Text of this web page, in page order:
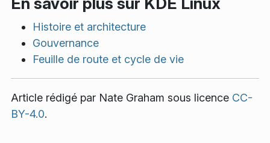
Histoire et architecture
Gouvernance
Feuille de route et cycle de vie
Article rédigé par Nate Graham sous licence CC-
BY-4.0.